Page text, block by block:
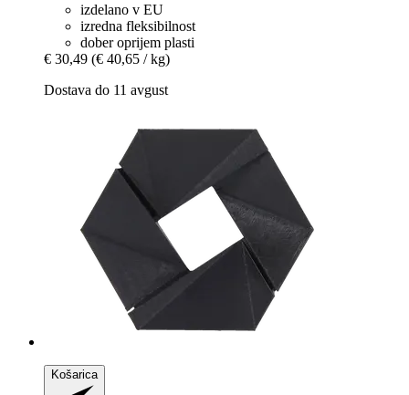
izdelano v EU
izredna fleksibilnost
dober oprijem plasti
€ 30,49 (€ 40,65 / kg)
Dostava do 11 avgust
Košarica